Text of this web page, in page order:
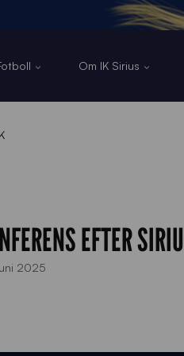
Om IK Sirius
EFTER
2025